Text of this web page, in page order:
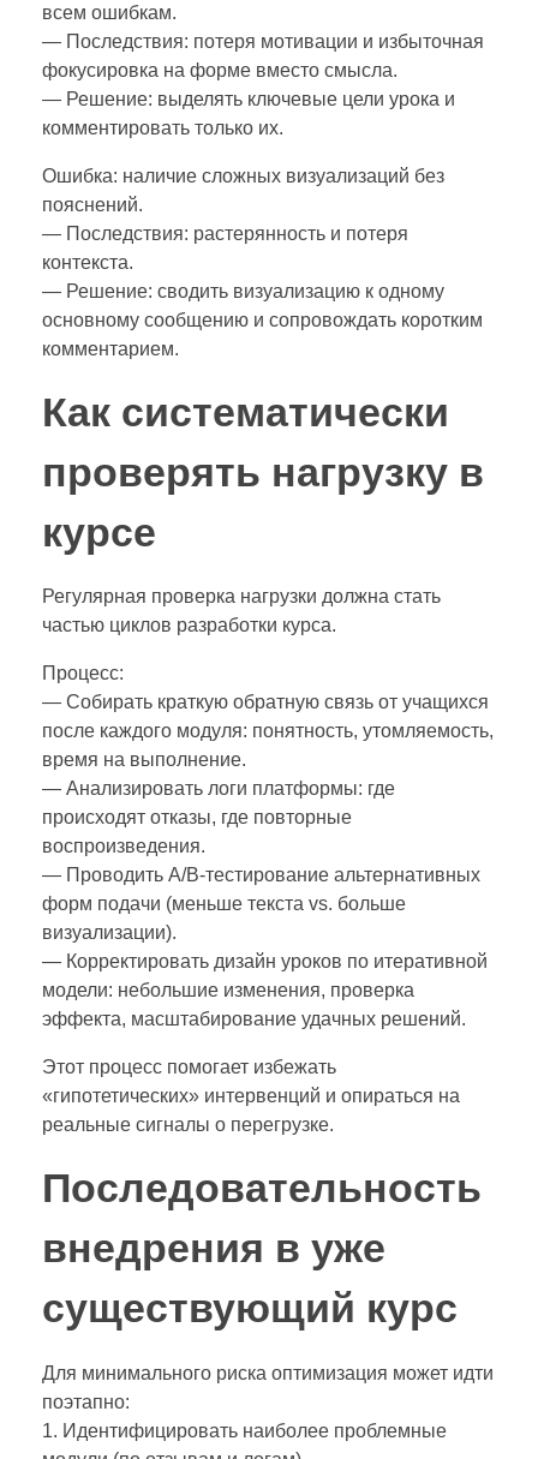
всем ошибкам.
— Последствия: потеря мотивации и избыточная
фокусировка на форме вместо смысла.
— Решение: выделять ключевые цели урока и
комментировать только их.
Ошибка: наличие сложных визуализаций без
пояснений.
— Последствия: растерянность и потеря
контекста.
— Решение: сводить визуализацию к одному
основному сообщению и сопровождать коротким
комментарием.
Как систематически
проверять нагрузку в
курсе
Регулярная проверка нагрузки должна стать
частью циклов разработки курса.
Процесс:
— Собирать краткую обратную связь от учащихся
после каждого модуля: понятность, утомляемость,
время на выполнение.
— Анализировать логи платформы: где
происходят отказы, где повторные
воспроизведения.
— Проводить A/B‑тестирование альтернативных
форм подачи (меньше текста vs. больше
визуализации).
— Корректировать дизайн уроков по итеративной
модели: небольшие изменения, проверка
эффекта, масштабирование удачных решений.
Этот процесс помогает избежать
«гипотетических» интервенций и опираться на
реальные сигналы о перегрузке.
Последовательность
внедрения в уже
существующий курс
Для минимального риска оптимизация может идти
поэтапно:
1. Идентифицировать наиболее проблемные